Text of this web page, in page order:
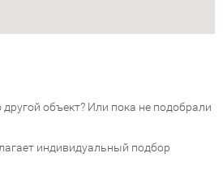
другой объект? Или пока не подобрали
индивидуальный подбор